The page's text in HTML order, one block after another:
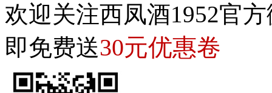
欢迎关注西凤酒1952官
即免费送30元优惠卷